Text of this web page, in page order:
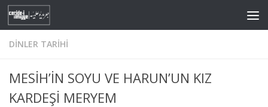
Skip to content
DINLER TARIHI
MESİH’İN SOYU VE HARUN’UN KIZ
KARDEŞİ MERYEM